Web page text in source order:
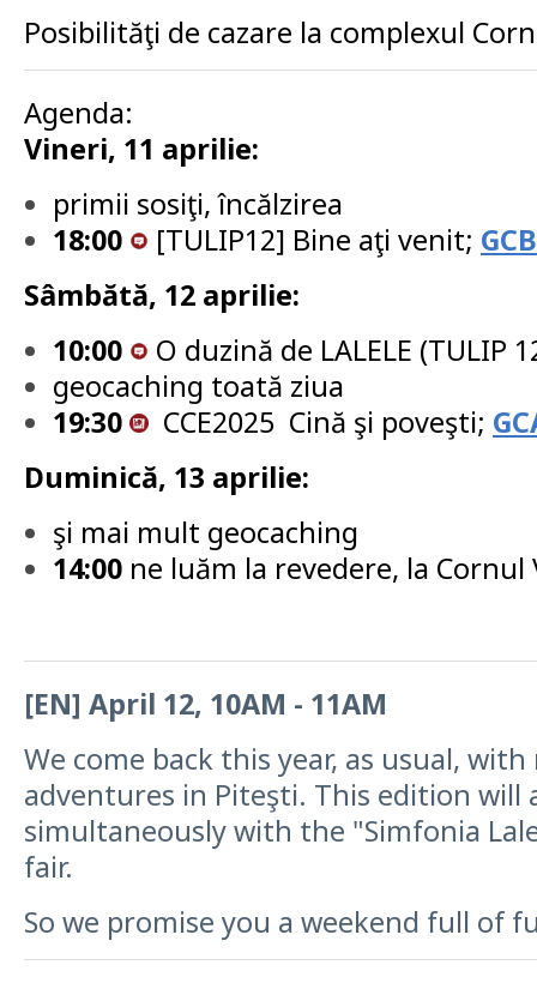
Posibilităţi de cazare la complexul
Agenda:
Vineri, 11 aprilie:
primii sosiţi, încălzirea
18:00
[TULIP12] Bine aţi venit;
Sâmbătă, 12 aprilie:
10:00
O duzină de LALELE (TULIP
geocaching toată ziua
19:30
CCE2025 Cină şi poveşti;
Duminică, 13 aprilie:
şi mai mult geocaching
14:00 ne luăm la revedere, la
[EN] April 12, 10AM - 11AM
We come back this year, as usual,
adventures in Piteşti. This edition will
simultaneously with the "Simfonia
fair.
So we promise you a weekend full of